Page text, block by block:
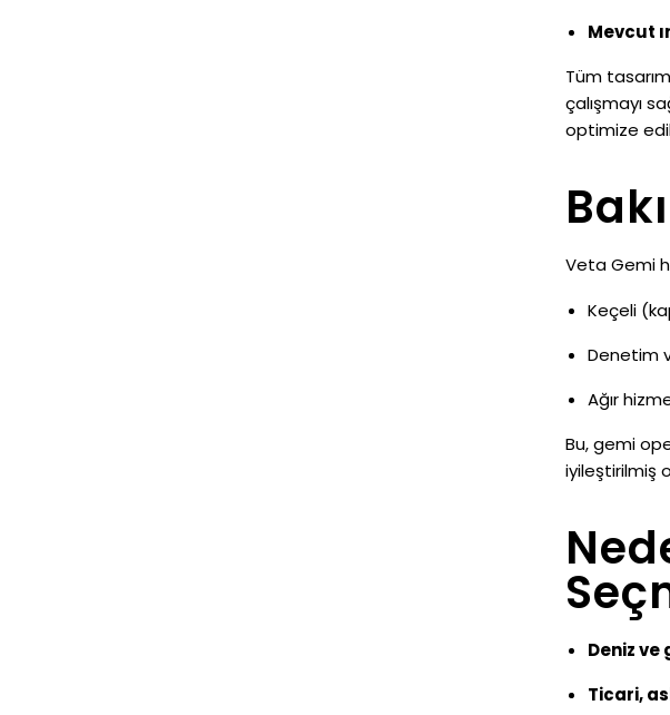
Mevcut
Tüm
çalışmayı
optimize
Veta Gemi
Keçeli
Denetim
Ağır
Bu, gemi
iyileştirilmiş
Deniz
Ticari,